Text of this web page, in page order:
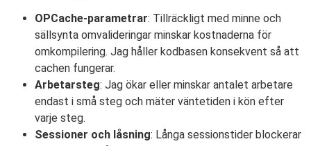
OPCache-parametrar: Tillräckligt med minne och
sällsynta omvalideringar minskar kostnaderna för
omkompilering. Jag håller kodbasen konsekvent så att
cachen fungerar.
Arbetarsteg: Jag ökar eller minskar antalet arbetare
endast i små steg och mäter väntetiden i kön efter
varje steg.
Sessioner och låsning: Långa sessionstider blockerar